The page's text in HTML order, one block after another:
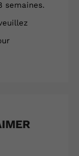
semaines.